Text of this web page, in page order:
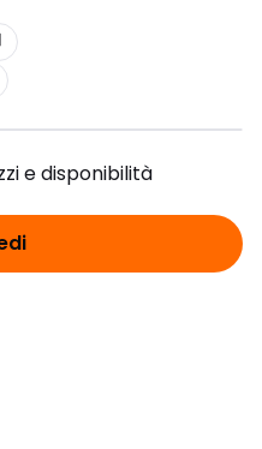
e disponibilità